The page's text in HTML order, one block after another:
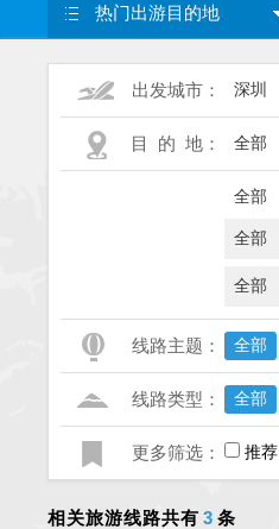
热门出游目的地
出发城市： 深圳
目 的 地： 全部
全部
全部
全部
线路主题： 全部
线路类型： 全部
更多筛选： 推荐
相关旅游线路共有 3 条